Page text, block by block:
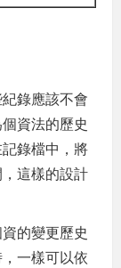
錄應該不會
資法的歷史
錄檔中，將
這樣的設計
的變更歷史
一樣可以依